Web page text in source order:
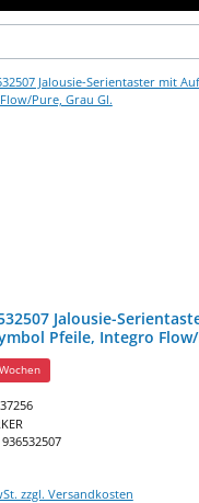
Jalousie-
Pfeile, Integro
936532507
zzgl. Versandkosten